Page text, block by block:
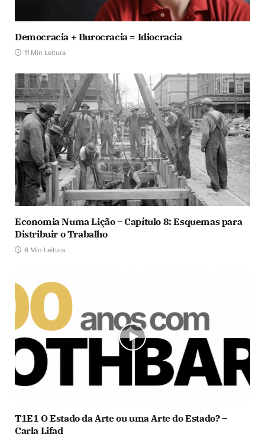
Democracia + Burocracia = Idiocracia
11 Min Leitura
Economia Numa Lição – Capítulo 8: Esquemas para
Distribuir o Trabalho
6 Min Leitura
T1E1 O Estado da Arte ou uma Arte do Estado? –
Carla Lifad